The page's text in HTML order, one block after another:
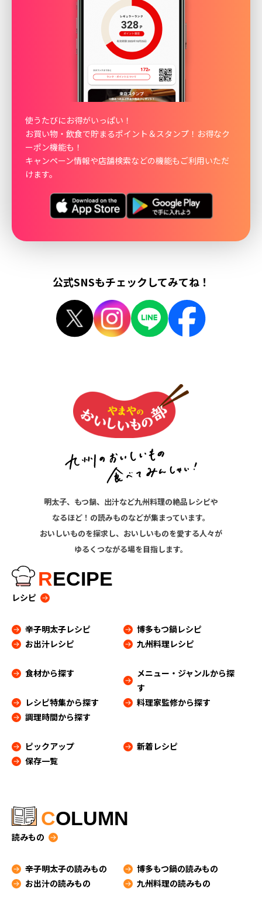
使うたびにお得がいっぱい！
お買い物・飲食で貯まるポイント＆スタンプ！お得なク
ーポン機能も！
キャンペーン情報や店舗検索などの機能もご利用いただ
けます。
公式SNSもチェックしてみてね！
明太子、もつ鍋、出汁など九州料理の絶品レシピや
なるほど！の読みものなどが集まっています。
おいしいものを探求し、おいしいものを愛する人々が
ゆるくつながる場を目指します。
RECIPE
レシピ
辛子明太子レシピ
博多もつ鍋レシピ
お出汁レシピ
九州料理レシピ
食材から探す
メニュー・ジャンルから探
す
レシピ特集から探す
料理家監修から探す
調理時間から探す
ピックアップ
新着レシピ
保存一覧
COLUMN
読みもの
辛子明太子の読みもの
博多もつ鍋の読みもの
お出汁の読みもの
九州料理の読みもの